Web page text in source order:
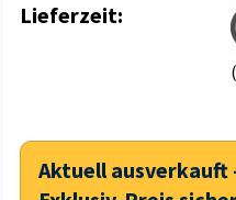
Lieferzeit:
Aktuell